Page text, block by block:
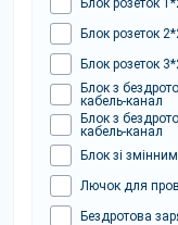
Блок розеток
Блок розеток
Блок розеток
Блок з
кабель-канал
Блок з
кабель-канал
Блок зі
Лючок для
Бездротова